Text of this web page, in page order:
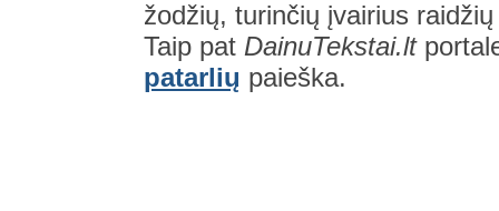
žodžių, turinčių įvairius
Taip pat DainuTekstai.lt
patarlių paieška.